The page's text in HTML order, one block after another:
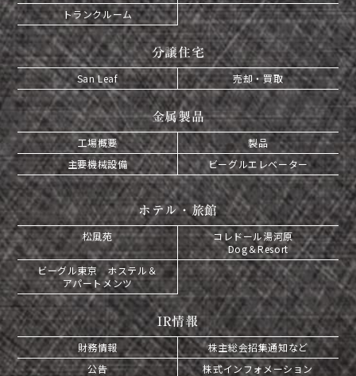
トランクルーム
分譲住宅
San Leaf 売却・買取
金属製品
工場概要
製品
主要機械設備
ビーグルエレベーター
ホテル・旅館
松風苑
コレドール湯河原
Dog＆Resort
ビーグル東京 ホステル＆
アパートメンツ
IR情報
財務情報
株主総会招集通知など
公告
株式インフォメーション